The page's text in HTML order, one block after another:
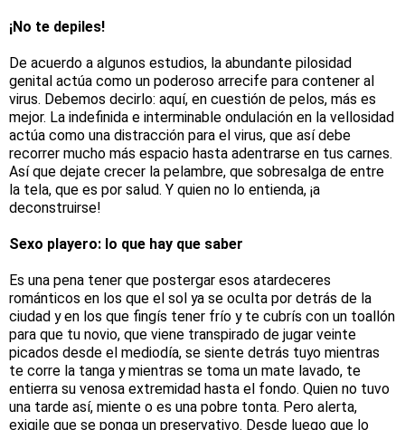
¡No te depiles!
De acuerdo a algunos estudios, la abundante pilosidad
genital actúa como un poderoso arrecife para contener al
virus. Debemos decirlo: aquí, en cuestión de pelos, más es
mejor. La indefinida e interminable ondulación en la vellosidad
actúa como una distracción para el virus, que así debe
recorrer mucho más espacio hasta adentrarse en tus carnes.
Así que dejate crecer la pelambre, que sobresalga de entre
la tela, que es por salud. Y quien no lo entienda, ¡a
deconstruirse!
Sexo playero: lo que hay que saber
Es una pena tener que postergar esos atardeceres
románticos en los que el sol ya se oculta por detrás de la
ciudad y en los que fingís tener frío y te cubrís con un toallón
para que tu novio, que viene transpirado de jugar veinte
picados desde el mediodía, se siente detrás tuyo mientras
te corre la tanga y mientras se toma un mate lavado, te
entierra su venosa extremidad hasta el fondo. Quien no tuvo
una tarde así, miente o es una pobre tonta. Pero alerta,
exigile que se ponga un preservativo. Desde luego que lo